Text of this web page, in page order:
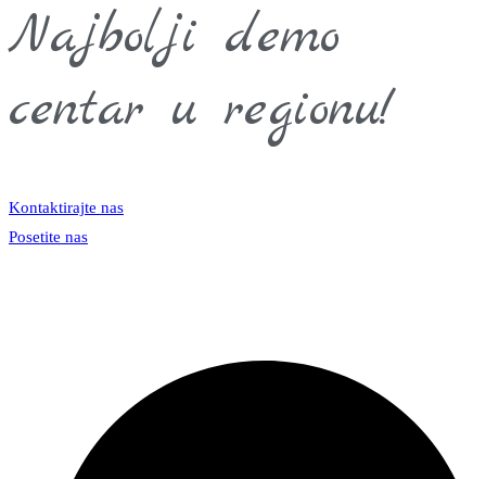
Najbolji demo
centar u regionu!
Kontaktirajte nas
Posetite nas